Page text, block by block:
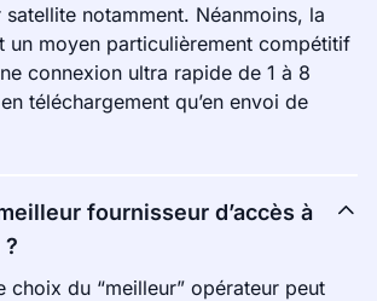
satellite notamment. Néanmoins, la
un moyen particulièrement compétitif
connexion ultra rapide de 1 à 8
téléchargement qu’en envoi de
fournisseur d’accès à
choix du “meilleur” opérateur peut